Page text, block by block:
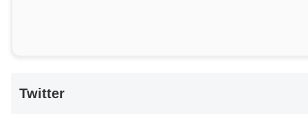
Twitter